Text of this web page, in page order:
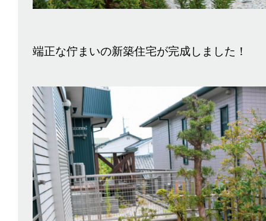
端正な佇まいの新築住宅が完成しました！